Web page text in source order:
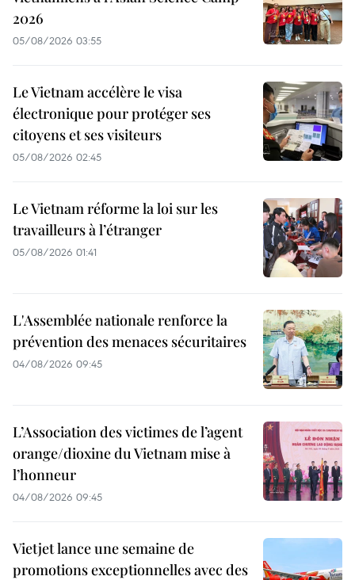
2026
05/08/2026 03:55
Le Vietnam accélère le visa
électronique pour protéger ses
citoyens et ses visiteurs
05/08/2026 02:45
Le Vietnam réforme la loi sur les
travailleurs à l’étranger
05/08/2026 01:41
L'Assemblée nationale renforce la
prévention des menaces sécuritaires
04/08/2026 09:45
L’Association des victimes de l’agent
orange/dioxine du Vietnam mise à
l’honneur
04/08/2026 09:45
Vietjet lance une semaine de
promotions exceptionnelles avec des